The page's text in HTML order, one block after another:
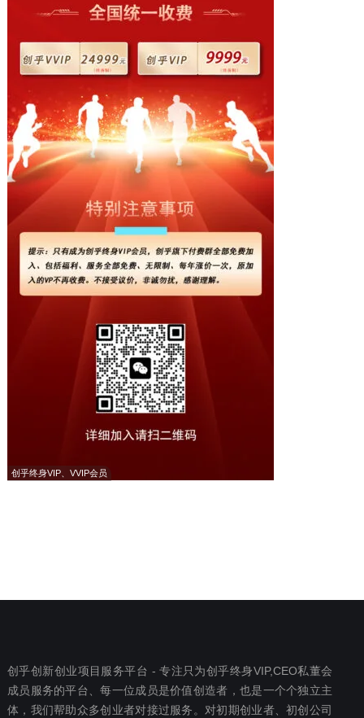
创乎终身VIP、VVIP会员
创乎创新创业项目服务平台 - 专注只为创乎终身VIP,CEO私董会
成员服务的平台、每一位成员是价值创造者，也是一个个独立主
体，我们帮助众多创业者对接过服务。对初期创业者、初创公司